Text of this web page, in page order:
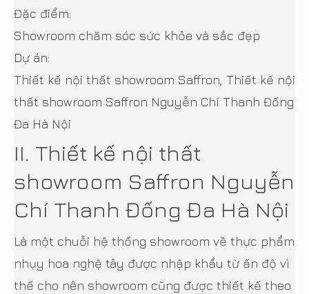
Đặc điểm:
Showroom chăm sóc sức khỏe và sắc đẹp
Dự án:
Thiết kế nội thất showroom Saffron, Thiết kế nội
thất showroom Saffron Nguyễn Chí Thanh Đống
Đa Hà Nội
II. Thiết kế nội thất
showroom Saffron Nguyễn
Chí Thanh Đống Đa Hà Nội
Là một chuỗi hệ thống showroom về thực phẩm
nhụy hoa nghệ tây được nhập khẩu từ ấn độ vì
thế cho nên showroom cũng được thiết kế theo